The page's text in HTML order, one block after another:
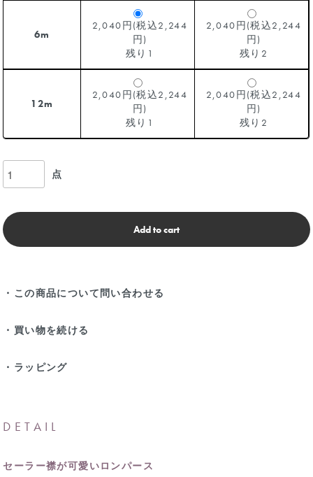
6m
2,040円(税込2,244
円)
残り1
2,040円(税込2,244
円)
残り2
12m
2,040円(税込2,244
円)
残り1
2,040円(税込2,244
円)
残り2
点
Add to cart
・この商品について問い合わせる
・買い物を続ける
・ラッピング
DETAIL
セーラー襟が可愛いロンパース